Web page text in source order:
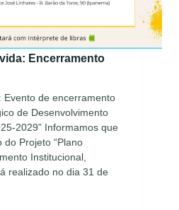
Encerramento
Evento de encerramento
de Desenvolvimento
2029” Informamos que
Projeto “Plano
Institucional,
realizado no dia 31 de